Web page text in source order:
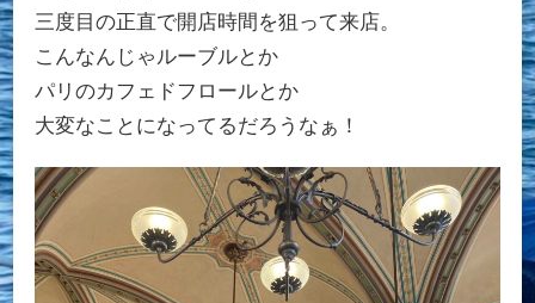
三度目の正直で開店時間を狙って来店。
こんなんじゃルーブルとか
パリのカフェドフロールとか
大変なことになってるだろうなぁ！